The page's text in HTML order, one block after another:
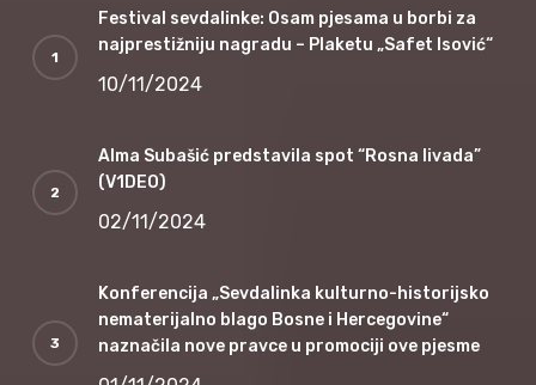
Festival sevdalinke: Osam pjesama u borbi za
najprestižniju nagradu – Plaketu „Safet Isović“
10/11/2024
Alma Subašić predstavila spot “Rosna livada”
(V1DEO)
02/11/2024
Konferencija „Sevdalinka kulturno-historijsko
nematerijalno blago Bosne i Hercegovine“
naznačila nove pravce u promociji ove pjesme